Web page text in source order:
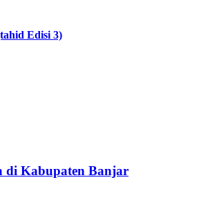
Edisi 3)
di Kabupaten Banjar